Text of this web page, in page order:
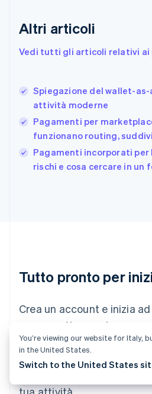
Altri articoli
Vedi tutti gli articoli relativi ai
Spiegazione del wallet-as-
attività moderne
Pagamenti per
funzionano routing,
Pagamenti incorporati per
rischi e cosa cercare in un
Tutto pronto per
Crea un account e inizia
pagamenti senza la
contratti o di comunicare
bancarie. In alternativa,
Francia
Germania
日本語English
Gibilterra
Grecia
English
India
English
Irlanda
English
FrançaisDeutschEnglish
Malta
English
Messico
Norvegia
You’re viewing our website for Italy,
in the United States.
Switch to the United States